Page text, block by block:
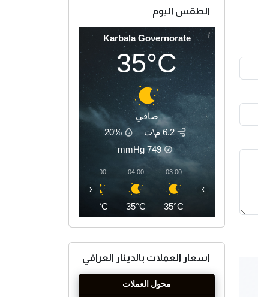
الطقس اليوم
Karbala Governorate
35°C
صافي
6.2 م\ث
20%
749
mmHg
03:00
35°C
04:00
35°C
05:00
34°C
‹ ›
اسعار العملات بالدينار العراقي